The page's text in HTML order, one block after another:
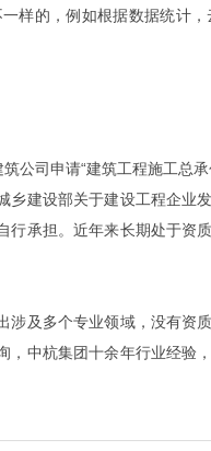
的，例如根据数据统计，
司申请“建筑工程施工总承
乡建设部关于建设工程企业
承担。近年来长期处于资
及多个专业领域，没有资
中杭集团十余年行业经验